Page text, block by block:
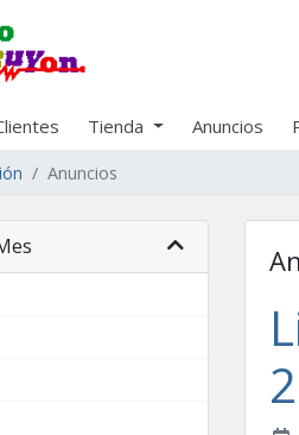
Tienda Anuncios
Anuncios